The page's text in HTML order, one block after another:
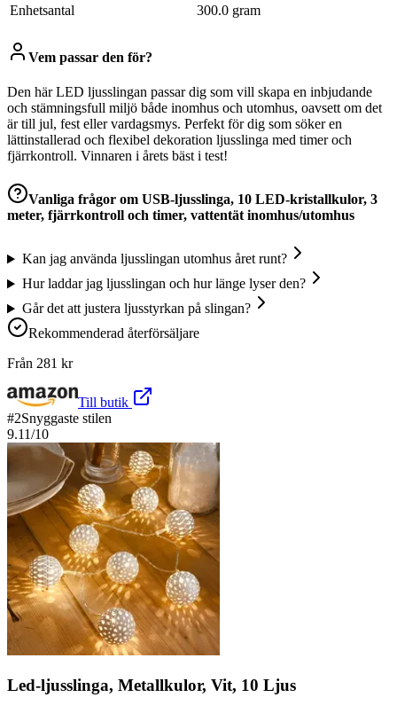
Enhetsantal
300.0 gram
Vem passar den för?
Den här LED ljusslingan passar dig som vill skapa en inbjudande
och stämningsfull miljö både inomhus och utomhus, oavsett om det
är till jul, fest eller vardagsmys. Perfekt för dig som söker en
lättinstallerad och flexibel dekoration ljusslinga med timer och
fjärrkontroll. Vinnaren i årets bäst i test!
Vanliga frågor om USB-ljusslinga, 10 LED-kristallkulor, 3
meter, fjärrkontroll och timer, vattentät inomhus/utomhus
Kan jag använda ljusslingan utomhus året runt?
Hur laddar jag ljusslingan och hur länge lyser den?
Går det att justera ljusstyrkan på slingan?
Rekommenderad återförsäljare
Från 281 kr
Till butik
#2Snyggaste stilen
9.11/10
Led-ljusslinga, Metallkulor, Vit, 10 Ljus